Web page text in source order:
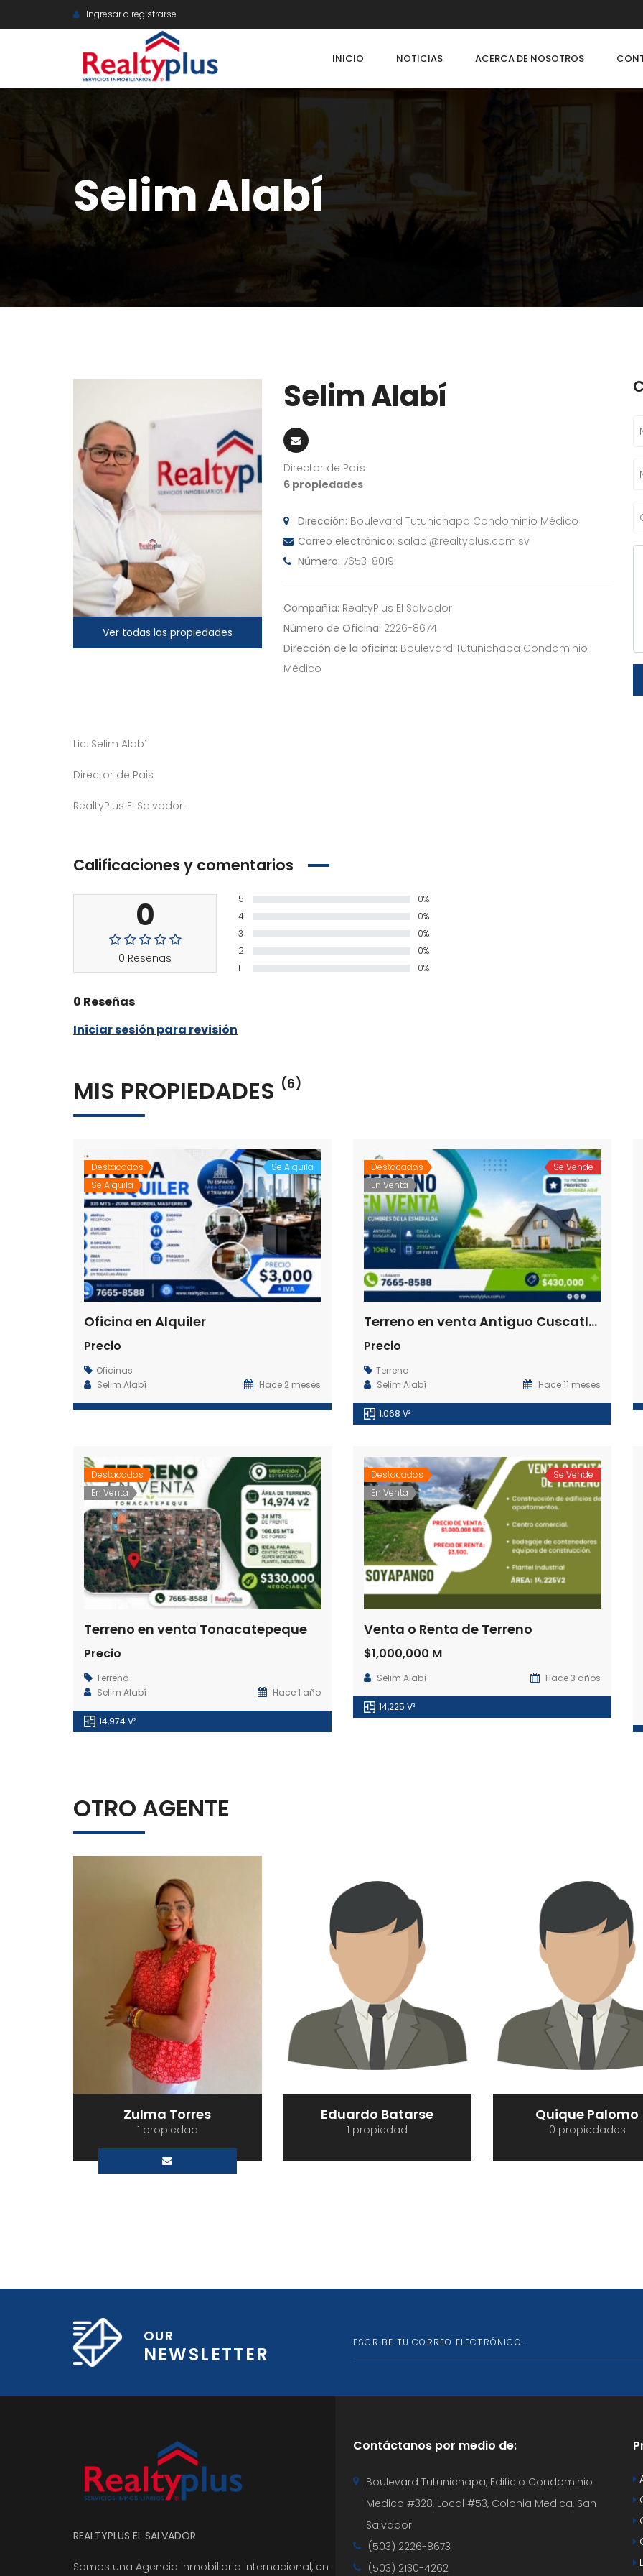
Ingresar o registrarse
INICIO NOTICIAS ACERCA DE NOSOTROS
Selim Alabí
Ver todas las propiedades
Selim Alabí
Director de País
6 propiedades
Dirección: Boulevard Tutunichapa Condominio Médico
Correo electrónico: salabi@realtyplus.com.sv
Número: 7653-8019
Compañía: RealtyPlus El Salvador
Número de Oficina: 2226-8674
Dirección de la oficina: Boulevard Tutunichapa Condominio
Médico
Lic. Selim Alabí
Director de Pais
RealtyPlus El Salvador.
Calificaciones y comentarios
0
0 Reseñas
5
0%
4
0%
3
0%
2
0%
1
0%
0 Reseñas
Iniciar sesión para revisión
MIS PROPIEDADES (6)
Destacados
Se Alquila
Se Alquila
Oficina en Alquiler
Precio
Oficinas
Selim Alabí
Hace 2 meses
Destacados
En Venta
Se Vende
Terreno en venta Antiguo Cuscatlán
Precio
Terreno
Selim Alabí
Hace 11 meses
1,068 V²
Destacados
En Venta
Terreno en venta Tonacatepeque
Precio
Terreno
Selim Alabí
Hace 1 año
14,974 V²
Destacados
En Venta
Se Vende
Venta o Renta de Terreno
$1,000,000 M
Selim Alabí Hace 3 años
14,225 V²
OTRO AGENTE
Zulma Torres
1 propiedad
Eduardo Batarse
1 propiedad
Quique Palomo
0 propiedades
OUR
NEWSLETTER
REALTYPLUS EL SALVADOR
Somos una Agencia inmobiliaria internacional, en
Contáctanos por medio de:
Boulevard Tutunichapa, Edificio Condominio
Medico #328, Local #53, Colonia Medica, San
Salvador.
(503) 2226-8673
(503) 2130-4262